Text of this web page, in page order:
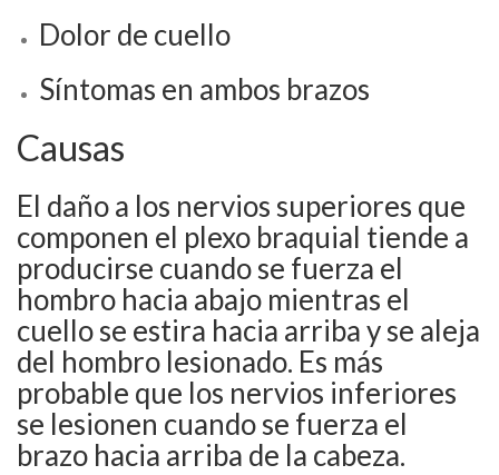
Dolor de cuello
Síntomas en ambos brazos
Causas
El daño a los nervios superiores que
componen el plexo braquial tiende a
producirse cuando se fuerza el
hombro hacia abajo mientras el
cuello se estira hacia arriba y se aleja
del hombro lesionado. Es más
probable que los nervios inferiores
se lesionen cuando se fuerza el
brazo hacia arriba de la cabeza.